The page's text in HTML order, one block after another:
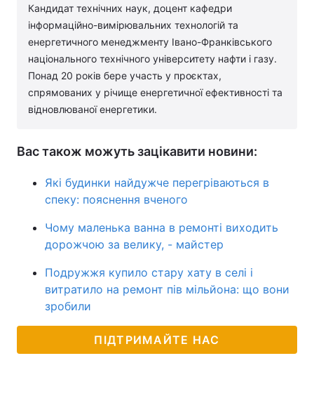
Кандидат технічних наук, доцент кафедри
інформаційно-вимірювальних технологій та
енергетичного менеджменту Івано-Франківського
національного технічного університету нафти і газу.
Понад 20 років бере участь у проєктах,
спрямованих у річище енергетичної ефективності та
відновлюваної енергетики.
Вас також можуть зацікавити новини:
Які будинки найдужче перегріваються в
спеку: пояснення вченого
Чому маленька ванна в ремонті виходить
дорожчою за велику, - майстер
Подружжя купило стару хату в селі і
витратило на ремонт пів мільйона: що вони
зробили
ПІДТРИМАЙТЕ НАС